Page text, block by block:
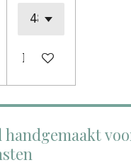
op de hoogte
In winkelwagen
handgemaakt